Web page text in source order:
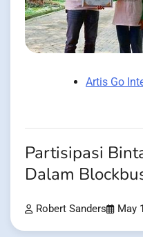
Artis Go
Partisipasi
Dalam
Robert Sanders May